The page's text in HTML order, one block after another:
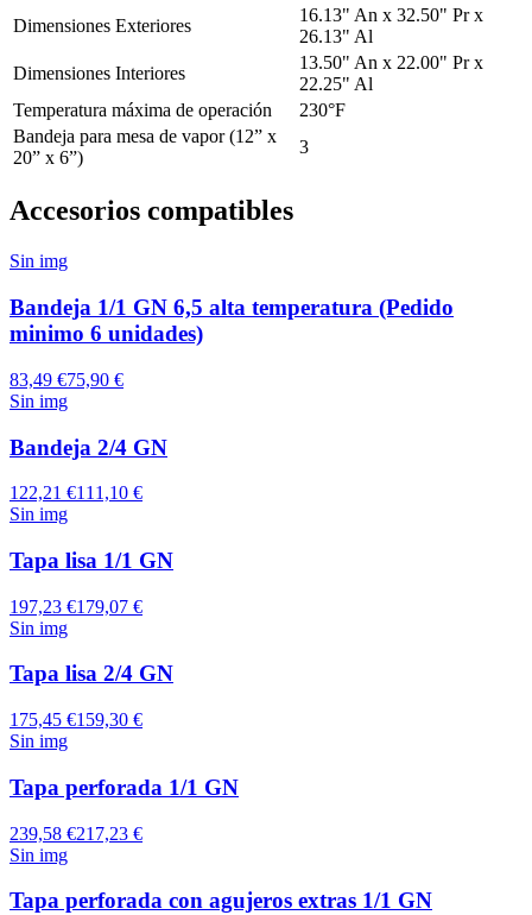
Dimensiones Exteriores
16.13" An x 32.50" Pr x
26.13" Al
Dimensiones Interiores
13.50" An x 22.00" Pr x
22.25" Al
Temperatura máxima de operación
230°F
Bandeja para mesa de vapor (12” x
20” x 6”)
3
Accesorios compatibles
Sin img
Bandeja 1/1 GN 6,5 alta temperatura (Pedido
minimo 6 unidades)
83,49 €75,90 €
Sin img
Bandeja 2/4 GN
122,21 €111,10 €
Sin img
Tapa lisa 1/1 GN
197,23 €179,07 €
Sin img
Tapa lisa 2/4 GN
175,45 €159,30 €
Sin img
Tapa perforada 1/1 GN
239,58 €217,23 €
Sin img
Tapa perforada con agujeros extras 1/1 GN